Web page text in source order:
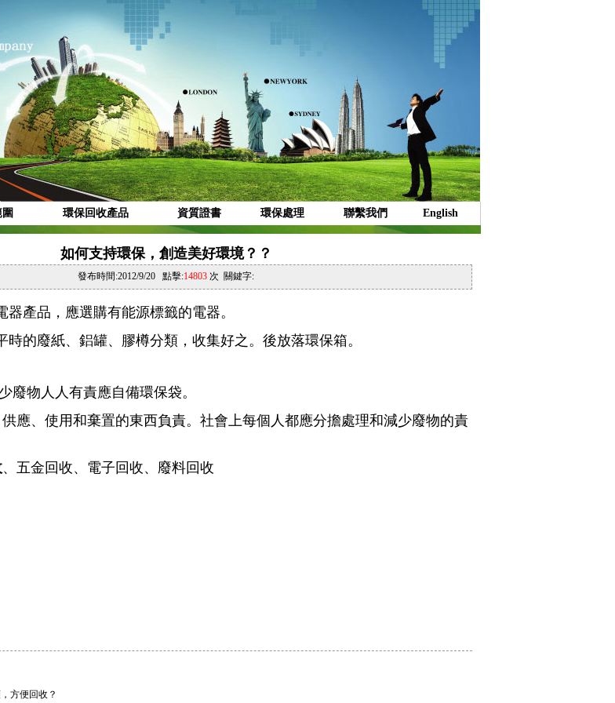
環保回收產品 資質證書 環保處理 聯繫我們 English
如何支持環保，創造美好環境？？
發布時間:2012/9/20 點擊:14803 次 關鍵字:
器產品，應選購有能源標籤的電器。
時的廢紙、鋁罐、膠樽分類，收集好之。後放落環保箱。
廢物人人有責應自備環保袋。
應、使用和棄置的東西負責。社會上每個人都應分擔處理和減少廢物的責
、五金回收、電子回收、廢料回收
方便回收？